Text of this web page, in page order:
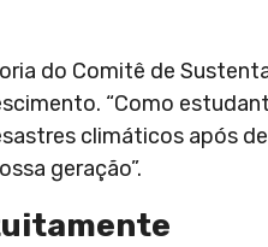
do Comitê de
“Como
climáticos após
geração”.